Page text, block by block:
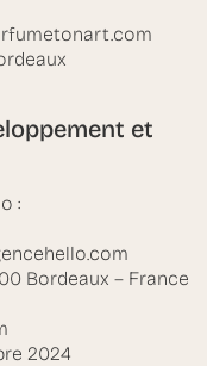
et
:
Bordeaux – France
2024